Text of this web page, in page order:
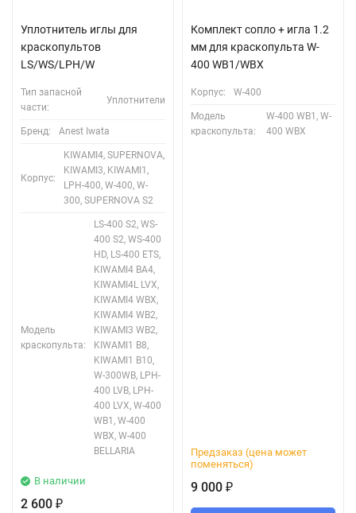
Уплотнитель иглы для
краскопультов
LS/WS/LPH/W
Тип запасной
части:
Уплотнители
Бренд: Anest Iwata
Корпус:
KIWAMI4, SUPERNOVA,
KIWAMI3, KIWAMI1,
LPH-400, W-400, W-
300, SUPERNOVA S2
Модель
краскопульта:
LS-400 S2, WS-
400 S2, WS-400
HD, LS-400 ETS,
KIWAMI4 BA4,
KIWAMI4L LVX,
KIWAMI4 WBX,
KIWAMI4 WB2,
KIWAMI3 WB2,
KIWAMI1 B8,
KIWAMI1 B10,
W-300WB, LPH-
400 LVB, LPH-
400 LVX, W-400
WB1, W-400
WBX, W-400
BELLARIA
В наличии
2 600 ₽
Комплект сопло + игла 1.2
мм для краскопультa W-
400 WB1/WBX
Корпус: W-400
Модель
краскопульта:
W-400 WB1, W-
400 WBX
Предзаказ (цена может
поменяться)
9 000 ₽